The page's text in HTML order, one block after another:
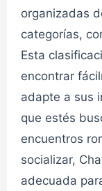
CHAT ELLOS
organizadas
categorías,
Esta
encontrar
adapte a sus
que estés
encuentros
socializar,
adecuada